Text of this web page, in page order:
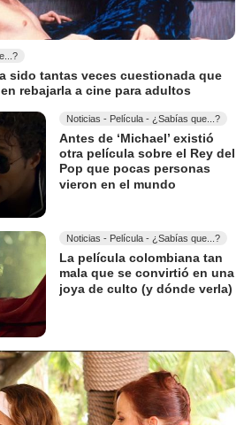
sido tantas veces cuestionada que
rebajarla a cine para adultos
Noticias - Película - ¿Sabías que...?
Antes de ‘Michael’ existió
otra película sobre el Rey del
Pop que pocas personas
vieron en el mundo
Noticias - Película - ¿Sabías que...?
La película colombiana tan
mala que se convirtió en una
joya de culto (y dónde verla)